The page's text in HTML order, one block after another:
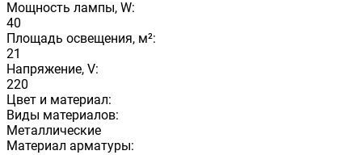
Мощность лампы, W:
40
Площадь освещения, м²:
21
Напряжение, V:
220
Цвет и материал:
Виды материалов:
Металлические
Материал арматуры: